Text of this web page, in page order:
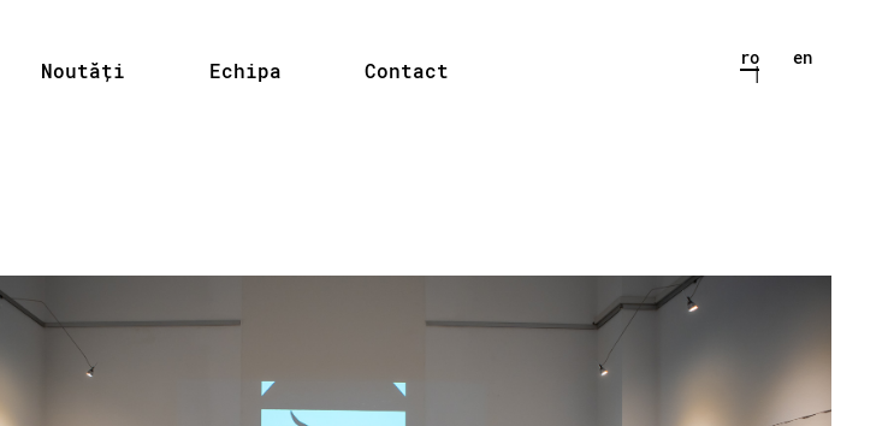
Noutăți Echipa Contact
ro en